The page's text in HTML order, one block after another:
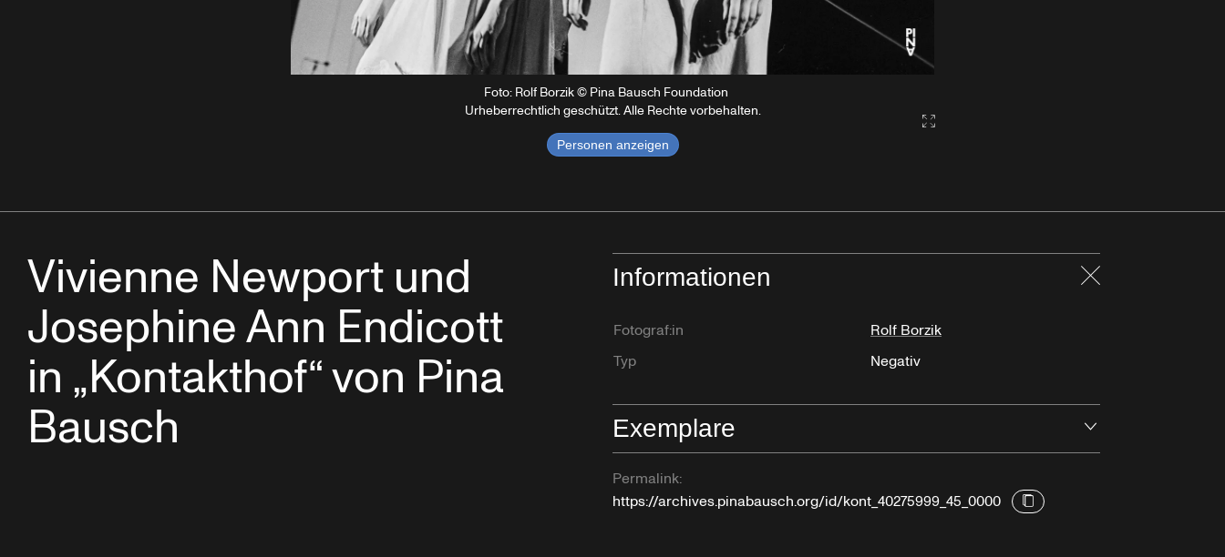
Foto: Rolf Borzik © Pina Bausch Foundation
Urheberrechtlich geschützt. Alle Rechte vorbehalten.
Personen anzeigen
Gallery2:fullscreen
Vivienne Newport und
Josephine Ann Endicott
in „Kontakthof“ von Pina
Bausch
Informationen
Fotograf:in
Rolf Borzik
Typ
Negativ
Exemplare
Permalink:
https://archives.pinabausch.org/id/kont_40275999_45_0000